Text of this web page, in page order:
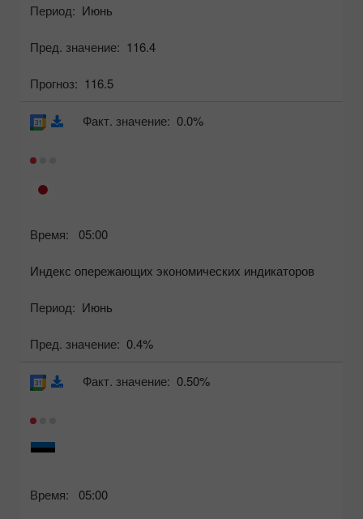
Период: Июнь
Пред. значение: 116.4
Прогноз: 116.5
Время: 05:00
Индекс опережающих экономических индикаторов
Период: Июнь
Пред. значение: 0.4%
Факт. значение: 0.0%
Время: 05:00
Факт. значение: 0.50%